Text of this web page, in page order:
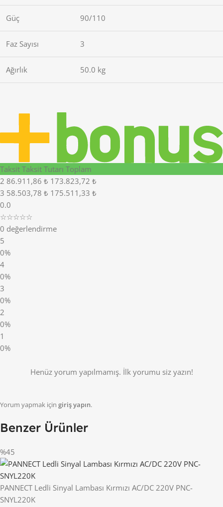
Güç 90/110
Faz Sayısı 3
Ağırlık 50.0 kg
Taksit Taksit Tutarı Toplam
2 86.911,86 ₺ 173.823,72 ₺
3 58.503,78 ₺ 175.511,33 ₺
0.0
☆☆☆☆☆
0 değerlendirme
5
0%
4
0%
3
0%
2
0%
1
0%
Henüz yorum yapılmamış. İlk yorumu siz yazın!
Yorum yapmak için giriş yapın.
Benzer Ürünler
%45
PANNECT Ledli Sinyal Lambası Kırmızı AC/DC 220V PNC-
SNYL220K